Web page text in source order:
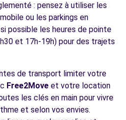
: pensez à utiliser les
ou les parkings en
possible les heures de pointe
et 17h-19h) pour des trajets
de transport limiter votre
Free2Move et votre location
les clés en main pour vivre
et selon vos envies.